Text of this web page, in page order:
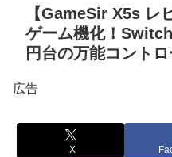
【GameSir X5s レ
ゲーム機化！
円台の万能コント
広告
X